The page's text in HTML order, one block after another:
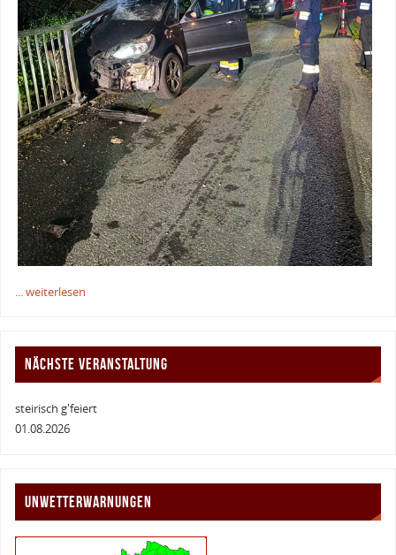
... weiterlesen
NÄCHSTE VERANSTALTUNG
steirisch g'feiert
01.08.2026
UNWETTERWARNUNGEN